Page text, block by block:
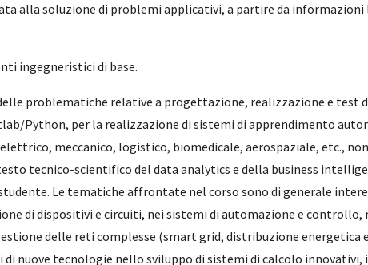
alla soluzione di problemi applicativi, a partire da
ingegneristici di base.
problematiche relative a progettazione, realizzazione e test
Python, per la realizzazione di sistemi di apprendimento
meccanico, logistico, biomedicale, aerospaziale, etc.,
tecnico-scientifico del data analytics e della business
. Le tematiche affrontate nel corso sono di generale
di dispositivi e circuiti, nei sistemi di automazione e controllo,
delle reti complesse (smart grid, distribuzione energetica
nuove tecnologie nello sviluppo di sistemi di calcolo